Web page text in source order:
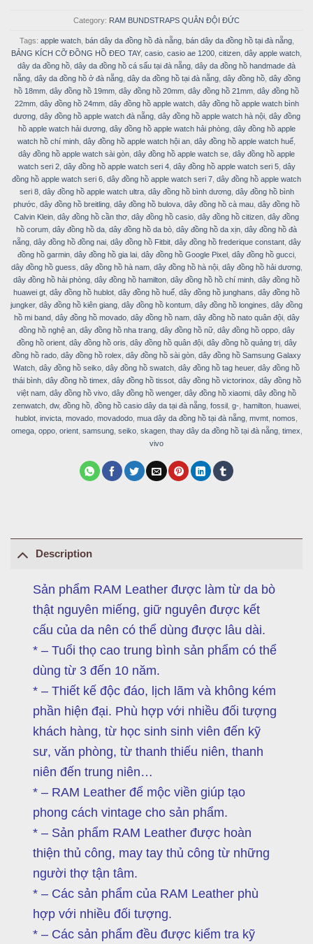
Category: RAM BUNDSTRAPS QUÂN ĐỘI ĐỨC
Tags: apple watch, bán dây da đồng hồ đà nẵng, bán dây da đồng hồ tại đà nẵng,
BẢNG KÍCH CỠ ĐỒNG HỒ ĐEO TAY, casio casio ae 1200 citizen dây apple watch
dây da đồng hồ dây da đồng hồ cá sấu tại đà nẵng dây da đồng hồ handmade đà
nẵng, dây da đồng hồ ở đà nẵng, dây da đồng hồ tại đà nẵng, dây đồng hồ, dây đồng
hồ 18mm dây đồng hồ 19mm dây đồng hồ 20mm dây đồng hồ 21mm dây đồng hồ
22mm, dây đồng hồ 24mm, dây đồng hồ apple watch, dây đồng hồ apple watch bình
dương, dây đồng hồ apple watch đà nẵng, dây đồng hồ apple watch hà nội, dây đồng
hồ apple watch hải dương, dây đồng hồ apple watch hải phòng, dây đồng hồ apple
watch hồ chí minh dây đồng hồ apple watch hội an dây đồng hồ apple watch huế
dây đồng hồ apple watch sài gòn dây đồng hồ apple watch se dây đồng hồ apple
watch seri 2, dây đồng hồ apple watch seri 4, dây đồng hồ apple watch seri 5, dây
đồng hồ apple watch seri 6 dây đồng hồ apple watch seri 7 dây đồng hồ apple watch
seri 8, dây đồng hồ apple watch ultra, dây đồng hồ bình dương, dây đồng hồ bình
phước dây đồng hồ breitling dây đồng hồ bulova dây đồng hồ cà mau dây đồng hồ
Calvin Klein dây đồng hồ cần thơ dây đồng hồ casio dây đồng hồ citizen dây đồng
hồ corum dây đồng hồ da dây đồng hồ da bò dây đồng hồ da xịn dây đồng hồ đà
nẵng, dây đồng hồ đồng nai, dây đồng hồ Fitbit, dây đồng hồ frederique constant, dây
đồng hồ garmin, dây đồng hồ gia lai, dây đồng hồ Google Pixel dây đồng hồ gucci,
dây đồng hồ guess dây đồng hồ hà nam, dây đồng hồ hà nội, dây đồng hồ hải dương,
dây đồng hồ hải phòng dây đồng hồ hamilton dây đồng hồ hồ chí minh dây đồng hồ
huawei gt dây đồng hồ hublot dây đồng hồ huế dây đồng hồ junghans dây đồng hồ
jungker, dây đồng hồ kiên giang dây đồng hồ kontum dây đồng hồ longines dây đồng
hồ mi band dây đồng hồ movado, dây đồng hồ nam, dây đồng hồ nato quân đội, dây
đồng hồ nghệ an, dây đồng hồ nha trang, dây đồng hồ nữ, dây đồng hồ oppo, dây
đồng hồ orient, dây đồng hồ oris dây đồng hồ quân đội, dây đồng hồ quảng trị, dây
đồng hồ rado dây đồng hồ rolex dây đồng hồ sài gòn dây đồng hồ Samsung Galaxy
Watch dây đồng hồ seiko dây đồng hồ swatch dây đồng hồ tag heuer, dây đồng hồ
thái bình, dây đồng hồ timex dây đồng hồ tissot, dây đồng hồ victorinox dây đồng hồ
việt nam dây đồng hồ vivo dây đồng hồ wenger, dây đồng hồ xiaomi dây đồng hồ
zenwatch, dw, đồng hồ, đồng hồ casio dây da tại đà nẵng, fossil g-, hamilton, huawei,
hublot invicta movado movadodo mua dây da đồng hồ tại đà nẵng mvmt nomos
omega, oppo, orient, samsung, seiko, skagen, thay dây da đồng hồ tại đà nẵng, timex
vivo
Description
Sản phẩm RAM Leather được làm từ da bò
thật nguyên miếng, giữ nguyên được kết
cấu của da nên có thể dùng được lâu dài.
* – Tuổi thọ cao trung bình sản phẩm có thể
dùng từ 3 đến 10 năm.
* – Thiết kế độc đáo, lịch lãm và không kém
phần hiện đại. Phù hợp với nhiều đối tượng
khách hàng, từ học sinh sinh viên đến kỹ
sư, văn phòng, từ thanh thiếu niên, thanh
niên đến trung niên…
* – RAM Leather để mộc viền giúp tạo
phong cách vintage cho sản phẩm.
* – Sản phẩm RAM Leather được hoàn
thiện thủ công, may tay thủ công từ những
người thợ tận tâm.
* – Các sản phẩm của RAM Leather phù
hợp với nhiều đối tượng.
* – Các sản phẩm đều được kiểm tra kỹ